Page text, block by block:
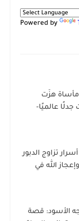
Powered by
مأساة هزّت
عالميًا-
تزاوج الدبور
الله في
الأسود: قصة